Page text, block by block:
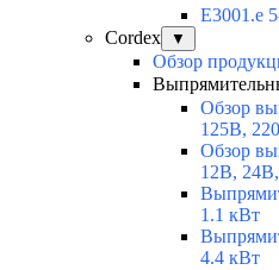
E3001.e
Cordex
▼
Обзор
Обзор
125В,
Обзор
12В,
1.1 кВт
4.4 кВт